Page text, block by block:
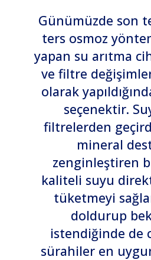
Günümüzde son
ters osmoz
yapan su arıtma
ve filtre
olarak
seçenektir.
filtrelerden
mineral
zenginleştiren
kaliteli suyu
tüketmeyi
doldurup
istendiğinde de
sürahiler en